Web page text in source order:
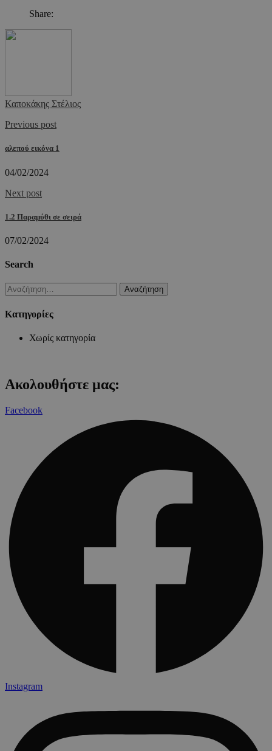
Share:
Καποκάκης Στέλιος
Previous post
αλεπού εικόνα 1
04/02/2024
Next post
1.2 Παραμύθι σε σειρά
07/02/2024
Search
Αναζήτηση
για:
Kατηγορίες
Χωρίς κατηγορία
Ακολουθήστε μας:
Facebook
Instagram